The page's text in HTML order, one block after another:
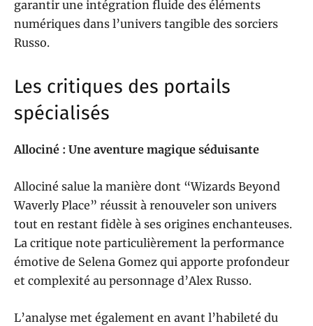
garantir une intégration fluide des éléments
numériques dans l’univers tangible des sorciers
Russo.
Les critiques des portails
spécialisés
Allociné : Une aventure magique séduisante
Allociné salue la manière dont “Wizards Beyond
Waverly Place” réussit à renouveler son univers
tout en restant fidèle à ses origines enchanteuses.
La critique note particulièrement la performance
émotive de Selena Gomez qui apporte profondeur
et complexité au personnage d’Alex Russo.
L’analyse met également en avant l’habileté du